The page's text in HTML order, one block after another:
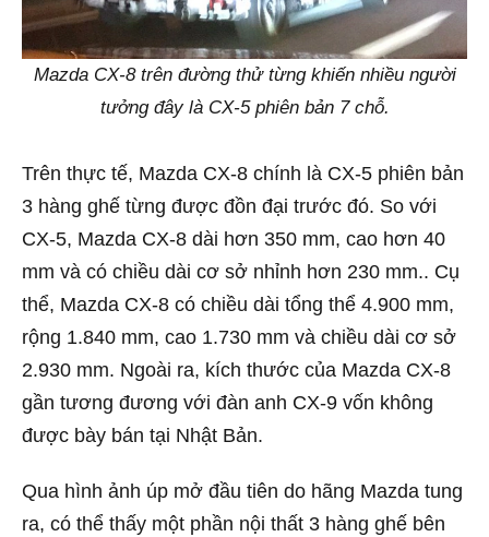
Mazda CX-8 trên đường thử từng khiến nhiều người
tưởng đây là CX-5 phiên bản 7 chỗ.
Trên thực tế, Mazda CX-8 chính là CX-5 phiên bản
3 hàng ghế từng được đồn đại trước đó. So với
CX-5, Mazda CX-8 dài hơn 350 mm, cao hơn 40
mm và có chiều dài cơ sở nhỉnh hơn 230 mm.. Cụ
thể, Mazda CX-8 có chiều dài tổng thể 4.900 mm,
rộng 1.840 mm, cao 1.730 mm và chiều dài cơ sở
2.930 mm. Ngoài ra, kích thước của Mazda CX-8
gần tương đương với đàn anh CX-9 vốn không
được bày bán tại Nhật Bản.
Qua hình ảnh úp mở đầu tiên do hãng Mazda tung
ra, có thể thấy một phần nội thất 3 hàng ghế bên